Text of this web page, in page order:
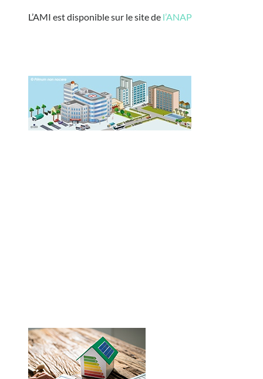
L’AMI est disponible sur le site de l’ANAP